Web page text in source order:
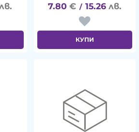
7.80 € / 15.26 лв.
КУПИ